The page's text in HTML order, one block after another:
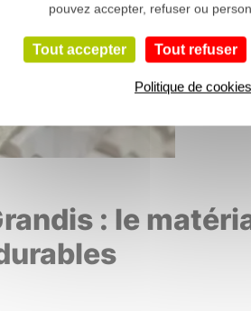
: le
pouvez accepter, refuser ou
Tout accepter Tout refuser
Politique de cookies